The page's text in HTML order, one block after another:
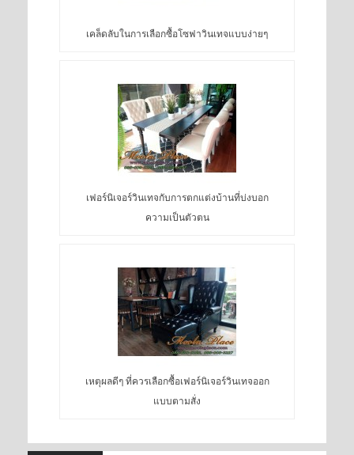
เคล็ดลับในการเลือกซื้อโซฟาวินเทจแบบง่ายๆ
​เฟอร์นิเจอร์วินเทจกับการตกแต่งบ้านที่บ่งบอก
ความเป็นตัวตน
เหตุผลดีๆ ที่ควรเลือกซื้อเฟอร์นิเจอร์วินเทจออก
แบบตามสั่ง